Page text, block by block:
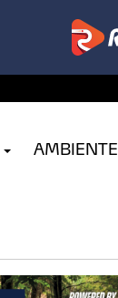
AMBIENTE